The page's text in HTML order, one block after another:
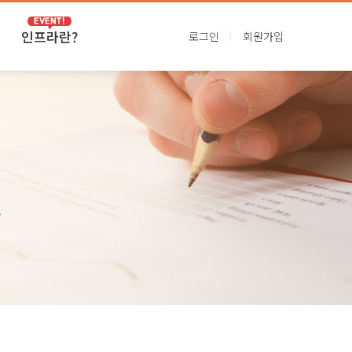
인프라란?
프리미엄인프라
회원가입
로그인